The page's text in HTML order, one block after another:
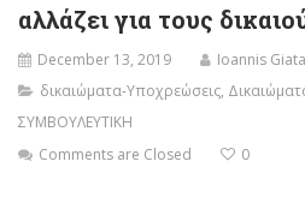
αλλάζει για τους
December 13, 2019
Ioannis
δικαιώματα-Υποχρεώσεις,
ΣΥΜΒΟΥΛΕΥΤΙΚΗ
Comments are Closed
0